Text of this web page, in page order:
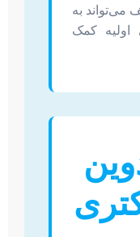
می‌تواند به
کمک